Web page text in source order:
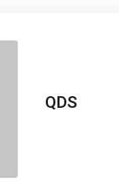
QDS